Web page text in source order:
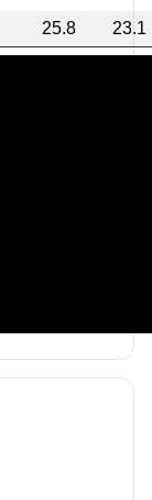
25.8 23.1